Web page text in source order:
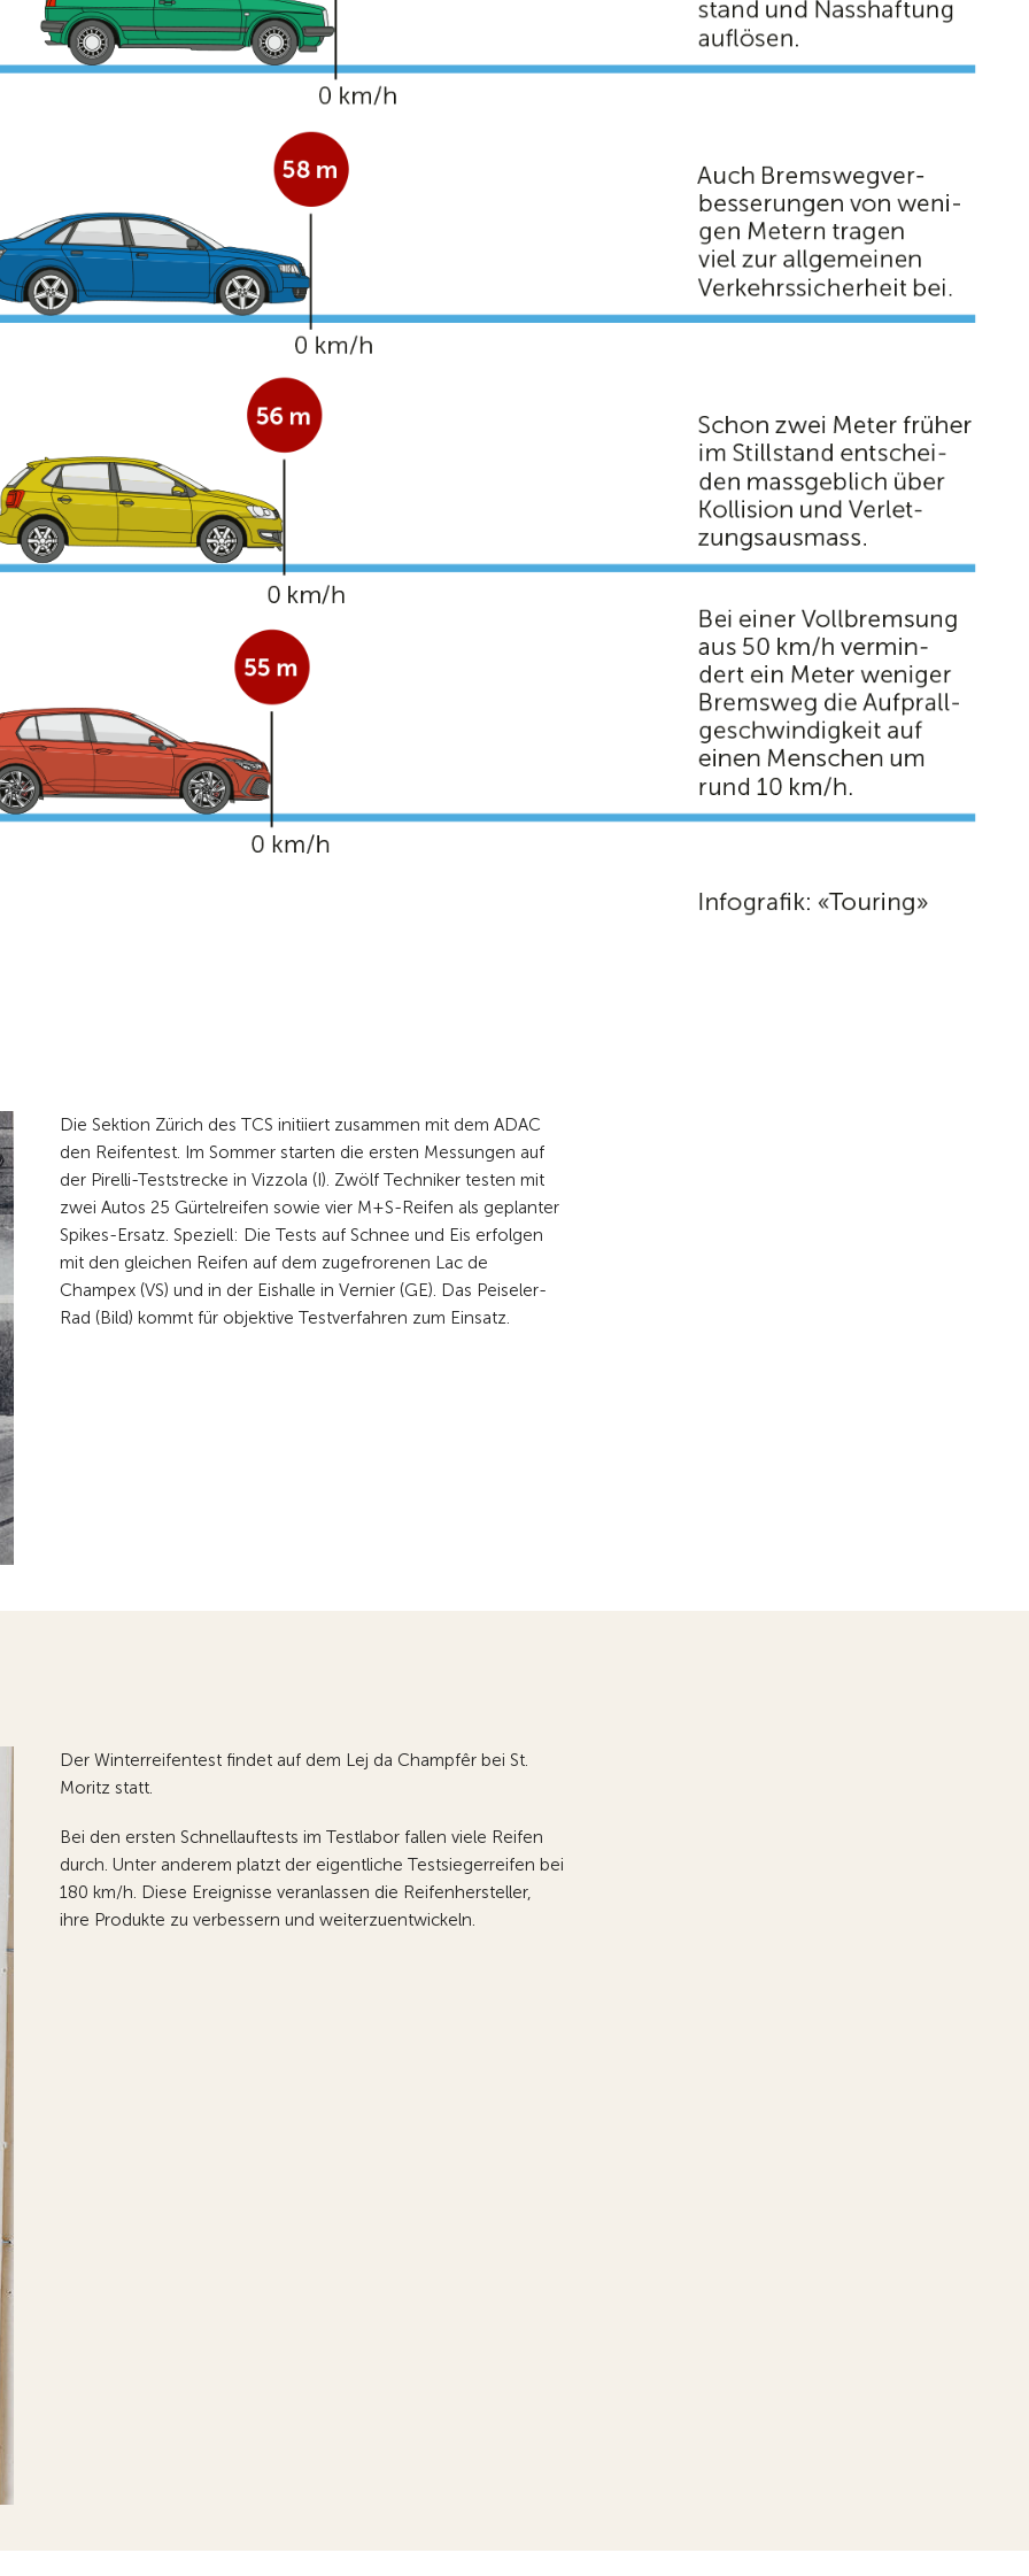
Die Sektion Zürich des TCS initiiert zusammen mit dem ADAC
den Reifentest. Im Sommer starten die ersten Messungen auf
der Pirelli-Teststrecke in Vizzola (I). Zwölf Techniker testen mit
zwei Autos 25 Gürtelreifen sowie vier M+S-Reifen als geplanter
Spikes-Ersatz. Speziell: Die Tests auf Schnee und Eis erfolgen
mit den gleichen Reifen auf dem zugefrorenen Lac de
Champex (VS) und in der Eishalle in Vernier (GE). Das Peiseler-
Rad (Bild) kommt für objektive Testverfahren zum Einsatz.
Der Winterreifentest findet auf dem Lej da Champfêr bei St.
Moritz statt.
Bei den ersten Schnellauftests im Testlabor fallen viele Reifen
durch. Unter anderem platzt der eigentliche Testsiegerreifen bei
180 km/h. Diese Ereignisse veranlassen die Reifenhersteller,
ihre Produkte zu verbessern und weiterzuentwickeln.